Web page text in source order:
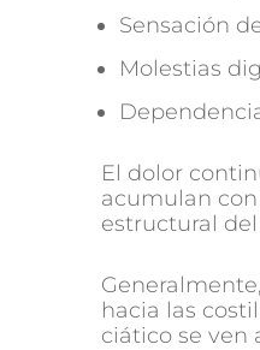
Sensación
Molestias
El dolor
acumulan
estructural
hacia las
ciático se ven